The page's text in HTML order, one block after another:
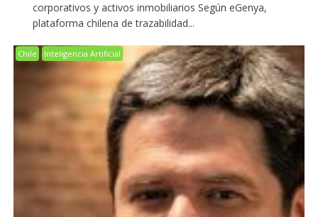
corporativos y activos inmobiliarios Según eGenya,
plataforma chilena de trazabilidad...
Chile Inteligencia Artificial